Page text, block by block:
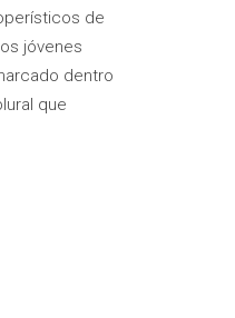
de
jóvenes
dentro
que